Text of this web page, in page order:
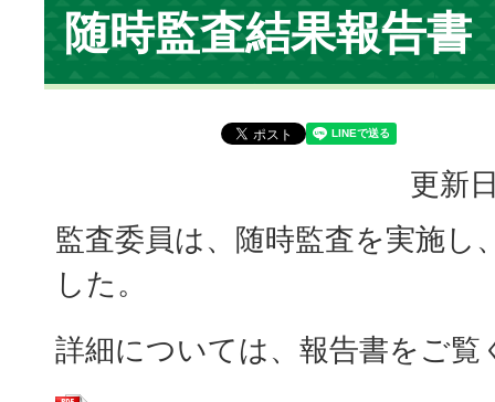
位
置随時監査結果報告書
更新
監査委員は、随時監査を実施し
した。
詳細については、報告書をご覧